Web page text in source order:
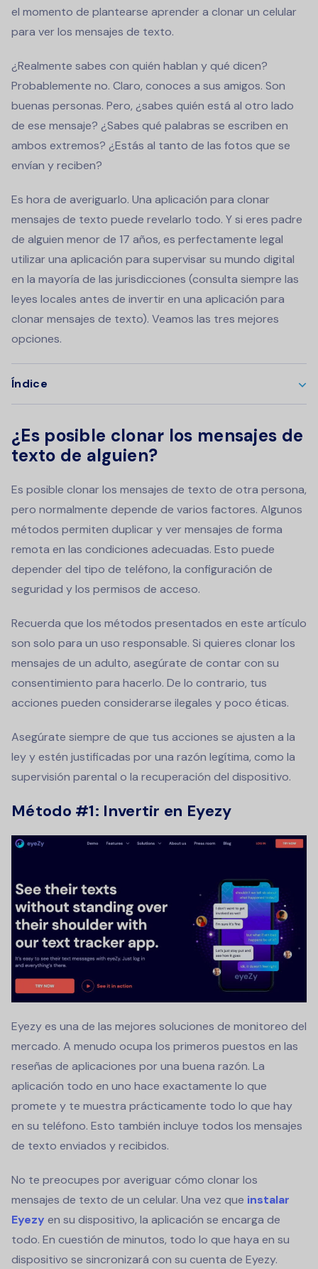
el momento de plantearse aprender a clonar un celular
para ver los mensajes de texto.
¿Realmente sabes con quién hablan y qué dicen?
Probablemente no. Claro, conoces a sus amigos. Son
buenas personas. Pero, ¿sabes quién está al otro lado
de ese mensaje? ¿Sabes qué palabras se escriben en
ambos extremos? ¿Estás al tanto de las fotos que se
envían y reciben?
Es hora de averiguarlo. Una aplicación para clonar
mensajes de texto puede revelarlo todo. Y si eres padre
de alguien menor de 17 años, es perfectamente legal
utilizar una aplicación para supervisar su mundo digital
en la mayoría de las jurisdicciones (consulta siempre las
leyes locales antes de invertir en una aplicación para
clonar mensajes de texto). Veamos las tres mejores
opciones.
Índice
¿Es posible clonar los mensajes de
texto de alguien?
Es posible clonar los mensajes de texto de otra persona,
pero normalmente depende de varios factores. Algunos
métodos permiten duplicar y ver mensajes de forma
remota en las condiciones adecuadas. Esto puede
depender del tipo de teléfono, la configuración de
seguridad y los permisos de acceso.
Recuerda que los métodos presentados en este artículo
son solo para un uso responsable. Si quieres clonar los
mensajes de un adulto, asegúrate de contar con su
consentimiento para hacerlo. De lo contrario, tus
acciones pueden considerarse ilegales y poco éticas.
Asegúrate siempre de que tus acciones se ajusten a la
ley y estén justificadas por una razón legítima, como la
supervisión parental o la recuperación del dispositivo.
Método #1: Invertir en Eyezy
Eyezy es una de las mejores soluciones de monitoreo del
mercado. A menudo ocupa los primeros puestos en las
reseñas de aplicaciones por una buena razón. La
aplicación todo en uno hace exactamente lo que
promete y te muestra prácticamente todo lo que hay
en su teléfono. Esto también incluye todos los mensajes
de texto enviados y recibidos.
No te preocupes por averiguar cómo clonar los
mensajes de texto de un celular. Una vez que instalar
Eyezy en su dispositivo, la aplicación se encarga de
todo. En cuestión de minutos, todo lo que haya en su
dispositivo se sincronizará con su cuenta de Eyezy.